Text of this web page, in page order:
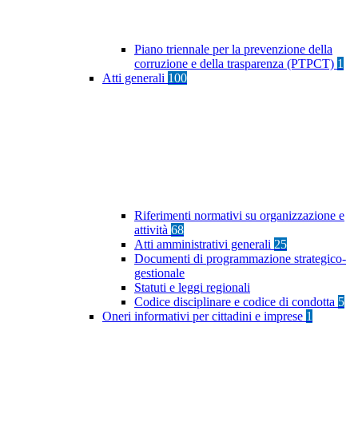
Piano triennale per la prevenzione della
corruzione e della trasparenza (PTPCT) 1
Atti generali 100
Riferimenti normativi su organizzazione e
attività 68
Atti amministrativi generali 25
Documenti di programmazione strategico-
gestionale
Statuti e leggi regionali
Codice disciplinare e codice di condotta 5
Oneri informativi per cittadini e imprese 1